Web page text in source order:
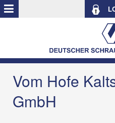
Vom Hofe
GmbH